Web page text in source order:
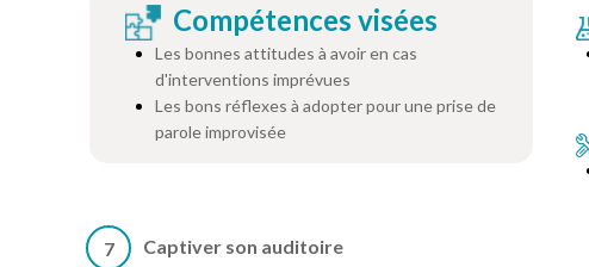
Compétences visées
Les bonnes attitudes à avoir en cas
d'interventions imprévues
Les bons réflexes à adopter pour une prise de
parole improvisée
7 Captiver son auditoire